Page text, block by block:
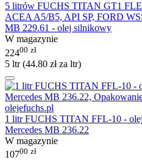
5 litrów FUCHS TITAN GT1
ACEA A5/B5, API SP, FORD
MB 229.61 - olej silnikowy
W magazynie
22400 zł
5 ltr (44.80 złza ltr)
1 litr FUCHS TITAN FFL-10 -
Mercedes MB 236.22
W magazynie
10700 zł